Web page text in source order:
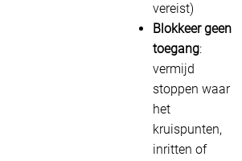
vereist)
Blokkeer geen
toegang:
vermijd
stoppen waar
het
kruispunten,
inritten of